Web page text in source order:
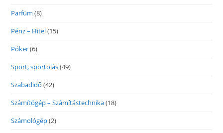
Parfüm (8)
Pénz – Hitel(15)
Póker(6)
Sport, sportolás(49)
Szabadidő (42)
Számítógép – Számítástechnika(18)
Számológép(2)